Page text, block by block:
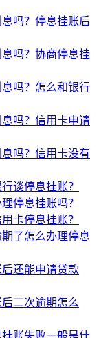
吗？停息挂账后
吗？协商停息挂
吗？怎么和银行
吗？信用卡申请
吗？信用卡没有
谈停息挂账？
停息挂账吗？
卡停息挂账？
了怎么办理停息
还能申请贷款
二次逾期怎么
账失败一般是什